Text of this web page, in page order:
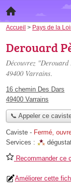
Accueil > Pays de la
Derouard
Découvrez
49400 Varrains.
16 chemin Des Dars
49400 Varrains
📞 Appeler ce
Caviste - Fermé,
Services :
Recommander ce
Améliorer cette